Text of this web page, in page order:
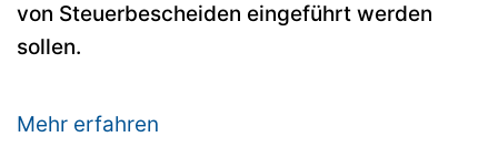
von Steuerbescheiden eingeführt werden
sollen.
Mehr erfahren